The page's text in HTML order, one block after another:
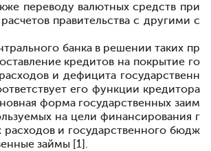
переводу валютных средств при
правительства с другими с
банка в решении таких пр
кредитов на покрытие го
и дефицита государственн
его функции кредитора
форма государственных заим
на цели финансирования г
расходов и государственного бюдж
займы [1].